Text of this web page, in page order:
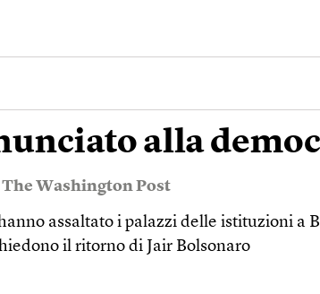
alla
The Washington Post
assaltato i palazzi delle istituzioni a
il ritorno di Jair Bolsonaro